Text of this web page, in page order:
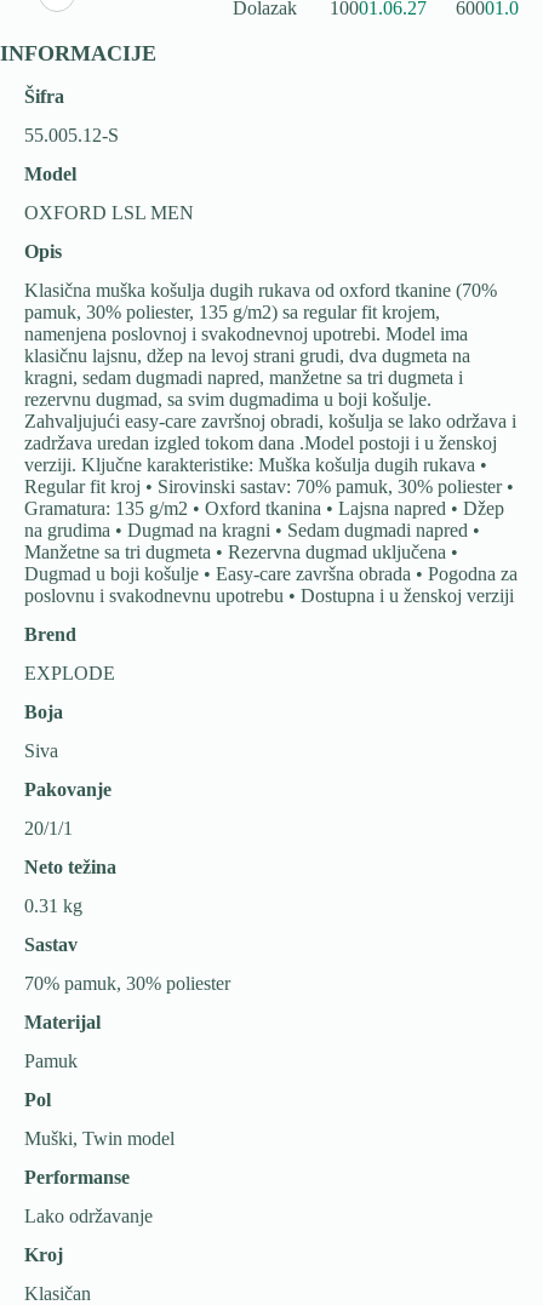
Dolazak 10001.06.27 600
INFORMACIJE
Šifra
55.005.12-S
Model
OXFORD LSL MEN
Opis
Klasična muška košulja dugih rukava od oxford tkanine (70%
pamuk, 30% poliester, 135 g/m2) sa regular fit krojem,
namenjena poslovnoj i svakodnevnoj upotrebi. Model ima
klasičnu lajsnu, džep na levoj strani grudi, dva dugmeta na
kragni, sedam dugmadi napred, manžetne sa tri dugmeta i
rezervnu dugmad, sa svim dugmadima u boji košulje.
Zahvaljujući easy-care završnoj obradi, košulja se lako održava i
zadržava uredan izgled tokom dana .Model postoji i u ženskoj
verziji. Ključne karakteristike: Muška košulja dugih rukava •
Regular fit kroj • Sirovinski sastav: 70% pamuk, 30% poliester •
Gramatura: 135 g/m2 • Oxford tkanina • Lajsna napred • Džep
na grudima • Dugmad na kragni • Sedam dugmadi napred •
Manžetne sa tri dugmeta • Rezervna dugmad uključena •
Dugmad u boji košulje • Easy-care završna obrada • Pogodna za
poslovnu i svakodnevnu upotrebu • Dostupna i u ženskoj verziji
Brend
EXPLODE
Boja
Siva
Pakovanje
20/1/1
Neto težina
0.31 kg
Sastav
70% pamuk, 30% poliester
Materijal
Pamuk
Pol
Muški, Twin model
Performanse
Lako održavanje
Kroj
Klasičan